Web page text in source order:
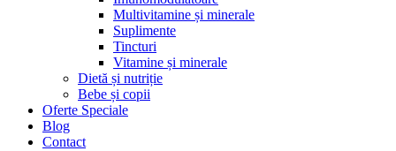
Multivitamine și minerale
Suplimente
Tincturi
Vitamine și minerale
Dietă și nutriție
Bebe și copii
Oferte Speciale
Blog
Contact